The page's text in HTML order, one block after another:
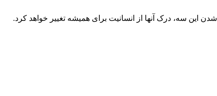
این سه، درک آنها از انسانیت برای همیشه تغییر خواهد کرد.